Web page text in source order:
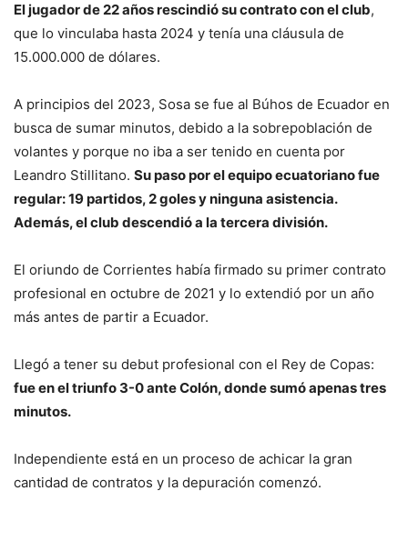
El jugador de 22 años rescindió su contrato con el club,
que lo vinculaba hasta 2024 y tenía una cláusula de
15.000.000 de dólares.
A principios del 2023, Sosa se fue al Búhos de Ecuador en
busca de sumar minutos, debido a la sobrepoblación de
volantes y porque no iba a ser tenido en cuenta por
Leandro Stillitano. Su paso por el equipo ecuatoriano fue
regular: 19 partidos, 2 goles y ninguna asistencia.
Además, el club descendió a la tercera división.
El oriundo de Corrientes había firmado su primer contrato
profesional en octubre de 2021 y lo extendió por un año
más antes de partir a Ecuador.
Llegó a tener su debut profesional con el Rey de Copas:
fue en el triunfo 3-0 ante Colón, donde sumó apenas tres
minutos.
Independiente está en un proceso de achicar la gran
cantidad de contratos y la depuración comenzó.